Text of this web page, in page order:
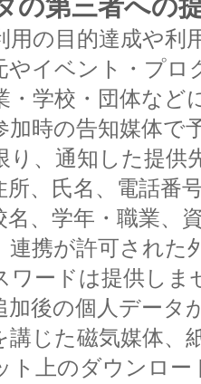
用の目的達成や利
やイベント・プロ
・学校・団体など
加時の告知媒体で
り、通知した提
所、氏名、電話番
名、学年・職業、
連携が許可された
ワードは提供し
加後の個人データ
講じた磁気媒体、
ト上のダウンロ